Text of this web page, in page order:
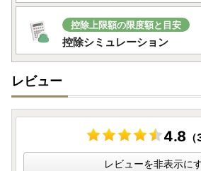
以上をご了承の上、お申し込みくださ
上げます。
ふるさと納税にまつわる便利な機能を
治体マイページ」が、2022年9月にリ
した！
・寄附状況の確認
・完全オンラインでのワンストップ特
・返礼品の配送状況の確認
控除上限額の限度額と目安
控除シミュレーション
レビュー
4.8（
レビューを非表示に